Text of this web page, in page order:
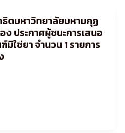
ธิตมหาวิทยาลัยมหามกุฏ
ง ประกาศผู้ชนะการเสนอ
ใช่ยา จำนวน 1 รายการ